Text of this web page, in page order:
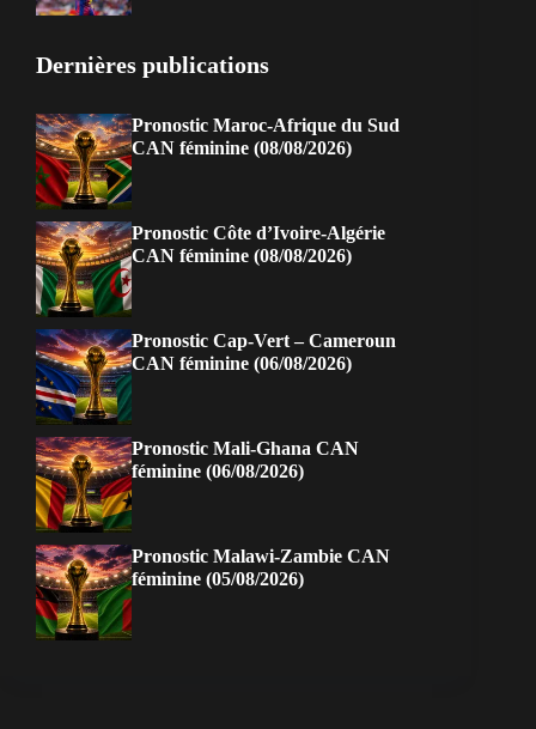
Dernières publications
Pronostic Maroc-Afrique du Sud
CAN féminine (08/08/2026)
Pronostic Côte d’Ivoire-Algérie
CAN féminine (08/08/2026)
Pronostic Cap-Vert – Cameroun
CAN féminine (06/08/2026)
Pronostic Mali-Ghana CAN
féminine (06/08/2026)
Pronostic Malawi-Zambie CAN
féminine (05/08/2026)